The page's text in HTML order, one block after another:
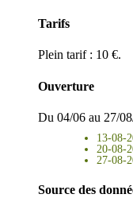
Tarifs
Plein tarif : 10 €.
Ouverture
Du 04/06 au 27/
13-08-
20-08-
27-08-
Source des